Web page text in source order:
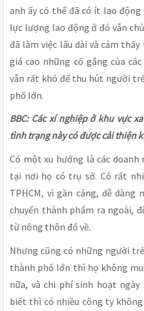
anh ấy có thể đã có ít lao
lực lượng lao động ở đó vẫn
đã làm việc lâu dài và cảm
giá cao những cố gắng của
vẫn rất khó để thu hút người
phố lớn.
BBC: Các xí nghiệp ở khu vực
tình trạng này có được cải thiện
Có một xu hướng là các
tại nơi họ có trụ sở. Có rất
TPHCM, vì gần cảng, dễ dàng
chuyển thành phẩm ra ngoài,
từ nông thôn đổ về.
Nhưng cũng có những người
thành phố lớn thì họ không
nữa, và chi phí sinh hoạt
biết thì có nhiều công ty